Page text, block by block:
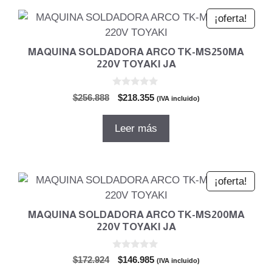
¡oferta!
MAQUINA SOLDADORA ARCO TK-MS250MA
220V TOYAKI JA
$256.888
El
original
$218.355El(IVA incluido)
Leer más
¡oferta!
MAQUINA SOLDADORA ARCO TK-MS200MA
220V TOYAKI JA
$172.924
El
$146.985El(IVA incluido)